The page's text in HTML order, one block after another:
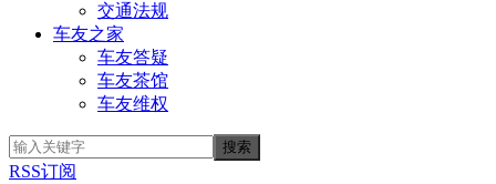
交通法规
车友之家
车友答疑
车友茶馆
车友维权
RSS订阅